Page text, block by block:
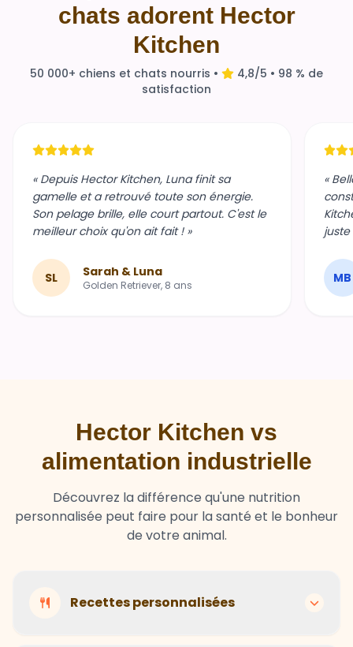
chats adorent Hector
Kitchen
50 000+ chiens et chats nourris •
4,8/5 • 98 % de
satisfaction
« Depuis Hector Kitchen, Luna finit sa
gamelle et a retrouvé toute son énergie.
Son pelage brille, elle court partout. C'est le
meilleur choix qu'on ait fait ! »
SL Sarah & Luna
Golden Retriever, 8 ans
«
MB
Hector Kitchen vs
alimentation industrielle
Découvrez la différence qu'une nutrition
personnalisée peut faire pour la santé et le bonheur
de votre animal.
Recettes personnalisées